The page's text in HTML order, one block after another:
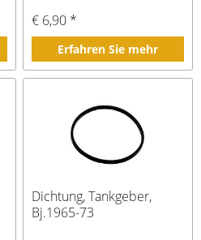
€ 6,90 *
Erfahren Sie mehr
Dichtung, Tankgeber,
Bj.1965-73